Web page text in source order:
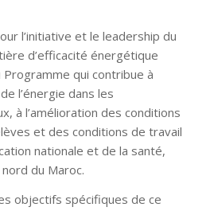
l’initiative et le leadership du
d’efficacité énergétique
qui contribue à
l’énergie dans les
à l’amélioration des conditions
et des conditions de travail
nationale et de la santé,
du Maroc.
objectifs spécifiques de ce